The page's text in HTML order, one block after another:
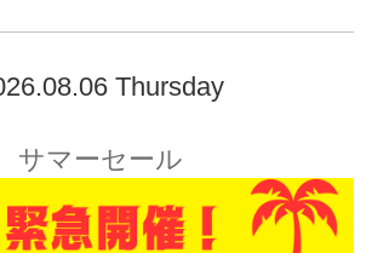
Thursday
サマーセール